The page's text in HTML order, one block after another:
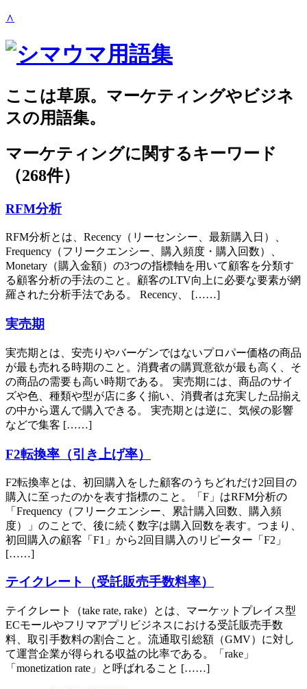
∧
ここは草原。マーケティングやビジネ
スの用語集。
マーケティングに関するキーワード
（268件）
RFM分析
RFM分析とは、Recency（リーセンシー、最新購入日）、
Frequency（フリークエンシー、購入頻度・購入回数）、
Monetary（購入金額）の3つの指標軸を用いて顧客を分類す
る顧客分析の手法のこと。顧客のLTV向上に必要な要素が網
羅された分析手法である。 Recency、 [……]
実売期
実売期とは、安売りやバーゲンではないプロパー価格の商品
が最も売れる時期のこと。消費者の購買意欲が最も高く、そ
の商品の需要も高い時期である。 実売期には、商品のサイ
ズや色、種類や型が店に多く揃い、消費者は充実した品揃え
の中から選んで購入できる。 実売期とは逆に、気候の影響
などで集客 [……]
F2転換率（引き上げ率）
F2転換率とは、初回購入をした顧客のうちどれだけ2回目の
購入に至ったのかを表す指標のこと。「F」はRFM分析の
「Frequency（フリークエンシー、累計購入回数、購入頻
度）」のことで、後に続く数字は購入回数を表す。つまり、
初回購入の顧客「F1」から2回目購入のリピーター「F2」
[……]
テイクレート（受託販売手数料率）
テイクレート（take rate, rake）とは、マーケットプレイス型
ECモールやフリマアプリビジネスにおける受託販売手数
料、取引手数料の割合こと。流通取引総額（GMV）に対し
て運営企業が得られる収益の比率である。「rake」
「monetization rate」と呼ばれること [……]